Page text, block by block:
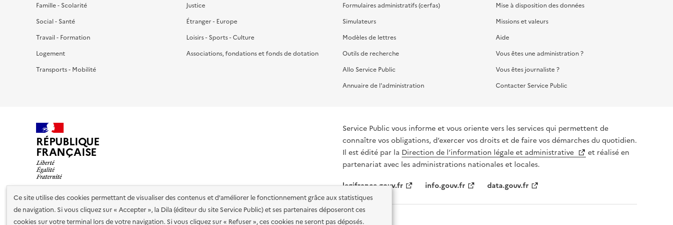
Ce site utilise des cookies permettant de visualiser des contenus et d'améliorer le fonctionnement grâce aux statistiques
de navigation. Si vous cliquez sur « Accepter », la Dila (éditeur du site Service Public) et ses partenaires déposeront ces
cookies sur votre terminal lors de votre navigation. Si vous cliquez sur « Refuser », ces cookies ne seront pas déposés.
Famille - Scolarité
Social - Santé
Travail - Formation
Logement
Transports - Mobilité
Justice
Étranger - Europe
Loisirs - Sports - Culture
Associations, fondations et fonds de dotation
Formulaires administratifs (cerfas)
Simulateurs
Modèles de lettres
Outils de recherche
Allo Service Public
Annuaire de l'administration
Mise à disposition des données
Missions et valeurs
Aide
Vous êtes une administration ?
Vous êtes journaliste ?
Contacter Service Public
RÉPUBLIQUE
FRANÇAISE
Service Public vous informe et vous oriente vers les services qui permettent de
connaître vos obligations, d’exercer vos droits et de faire vos démarches du quotidien.
Il est édité par la Direction de l’information légale et administrative
et réalisé en
partenariat avec les administrations nationales et locales.
legifrance.gouv.fr
info.gouv.fr data.gouv.fr
Nos partenaires